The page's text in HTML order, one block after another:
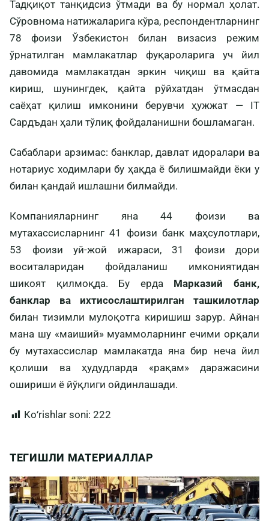
Тадқиқот танқидсиз ўтмади ва бу нормал ҳолат.
Сўровнома натижаларига кўра, респондентларнинг
78 фоизи Ўзбекистон билан визасиз режим
ўрнатилган мамлакатлар фуқароларига уч йил
давомида мамлакатдан эркин чиқиш ва қайта
кириш, шунингдек, қайта рўйхатдан ўтмасдан
саёҳат қилиш имконини берувчи ҳужжат — IT
Cардъдан ҳали тўлиқ фойдаланишни бошламаган.
Сабаблари арзимас: банклар, давлат идоралари ва
нотариус ходимлари бу ҳақда ё билишмайди ёки у
билан қандай ишлашни билмайди.
Компанияларнинг яна 44 фоизи ва
мутахассисларнинг 41 фоизи банк маҳсулотлари,
53 фоизи уй-жой ижараси, 31 фоизи дори
воситаларидан фойдаланиш имкониятидан
шикоят қилмоқда. Бу ерда Марказий банк,
банклар ва ихтисослаштирилган ташкилотлар
билан тизимли мулоқотга киришиш зарур. Айнан
мана шу «маиший» муаммоларнинг ечими орқали
бу мутахассислар мамлакатда яна бир неча йил
қолиши ва ҳудудларда «рақам» даражасини
ошириши ё йўқлиги ойдинлашади.
Koʻrishlar soni: 222
ТЕГИШЛИ МАТЕРИАЛЛАР